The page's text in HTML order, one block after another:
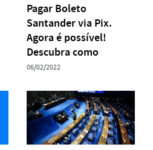
Pagar Boleto
Santander via Pix.
Agora é possível!
Descubra como
06/02/2022